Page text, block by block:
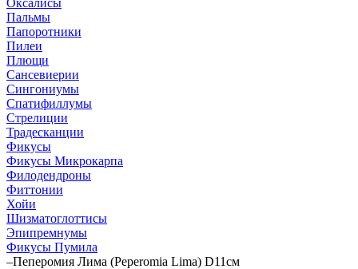
Оксалисы
Пальмы
Папоротники
Пилеи
Плющи
Сансевиерии
Сингониумы
Спатифиллумы
Стрелиции
Традесканции
Фикусы
Фикусы Микрокарпа
Филодендроны
Фиттонии
Хойи
Шизматоглоттисы
Эпипремнумы
Фикусы Пумила
–Пеперомия Лима (Peperomia Lima) D11см